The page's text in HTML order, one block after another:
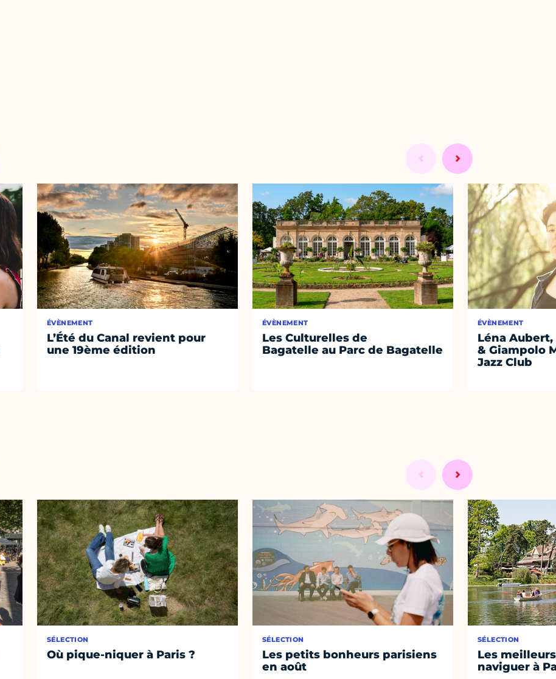
ÉVÈNEMENT
L’Été du Canal revient pour
une 19ème édition
ÉVÈNEMENT
Les Culturelles de
Bagatelle au Parc de Bagatelle
ÉVÈNEMENT
Léna
& Giampolo
Jazz Club
SÉLECTION
Où pique-niquer à Paris ?
SÉLECTION
Les petits bonheurs parisiens
en août
SÉLECTION
Les
naviguer à